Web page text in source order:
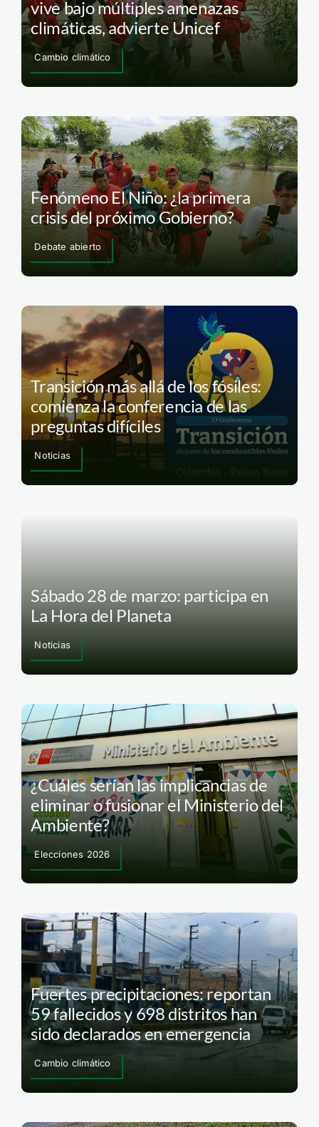
vive bajo múltiples amenazas
climáticas, advierte Unicef
Cambio climático
Fenómeno El Niño: ¿la primera
crisis del próximo Gobierno?
Debate abierto
Transición más allá de los fósiles:
comienza la conferencia de las
preguntas difíciles
Noticias
Sábado 28 de marzo: participa en
La Hora del Planeta
Noticias
¿Cuáles serían las implicancias de
eliminar o fusionar el Ministerio del
Ambiente?
Elecciones 2026
Fuertes precipitaciones: reportan
59 fallecidos y 698 distritos han
sido declarados en emergencia
Cambio climático